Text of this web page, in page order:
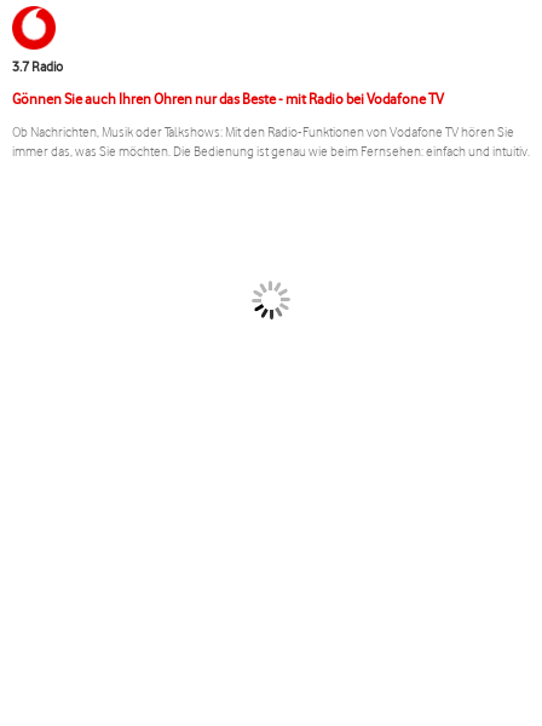
3.7 Radio
Gönnen Sie auch Ihren Ohren nur das Beste - mit Radio bei Vodafone TV
Ob Nachrichten, Musik oder Talkshows: Mit den Radio-Funktionen von Vodafone TV hören Sie
immer das, was Sie möchten. Die Bedienung ist genau wie beim Fernsehen: einfach und intuitiv.